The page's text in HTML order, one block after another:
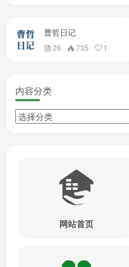
曹哲日记
26 735 1
内容分类
网站首页